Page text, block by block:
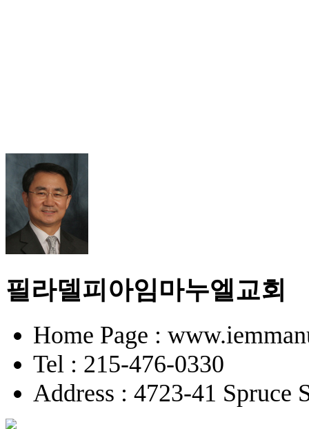
필라델피아임마누엘교회
Home Page :
Tel : 215-476-0330
Address : 4723-41 Spruce